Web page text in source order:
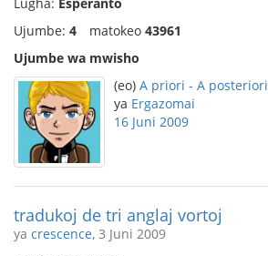
Ujumbe: 4 matokeo 43961
Ujumbe wa mwisho
(eo) A priori - A posteriori
ya Ergazomai
16 Juni 2009
tradukoj de tri anglaj vortoj
ya crescence, 3 Juni 2009